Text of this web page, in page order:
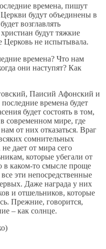
времена, пишут
будут объединены в
возглавлять
будут тяжкие
Церковь не испытывала.
времена? Что нам
они наступят? Как
Паисий Афонский и
времена будет
будет состоять в том,
современном мире, где
от них отказаться. Враг
сомнительных
дает от мира сего
которые убегали от
каком-то смысле проще
эти непосредственные
Даже награда у них
и отшельников, которые
Прежние, говорится,
– как солнце.